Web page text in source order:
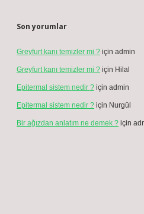
Son yorumlar
Greyfurt kanı temizler mi ? için admin
Greyfurt kanı temizler mi ? için Hilal
Epitermal sistem nedir ? için admin
Epitermal sistem nedir ? için Nurgül
Bir ağızdan anlatım ne demek ? için